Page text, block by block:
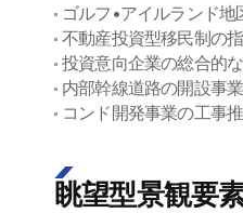
ゴルフ•アイルランド地
不動産投資型移民制の
投資意向企業の総合的
内部幹線道路の開設事
コンド開発事業の工
眺望型景観要